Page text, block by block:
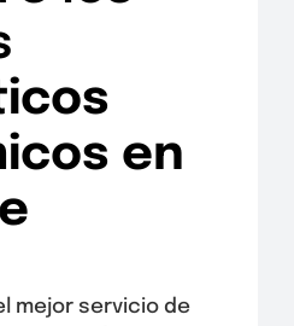
en
mejor servicio de